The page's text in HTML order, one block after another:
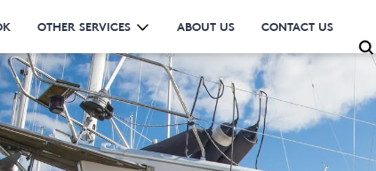
OTHER SERVICES ABOUT US CONTACT US